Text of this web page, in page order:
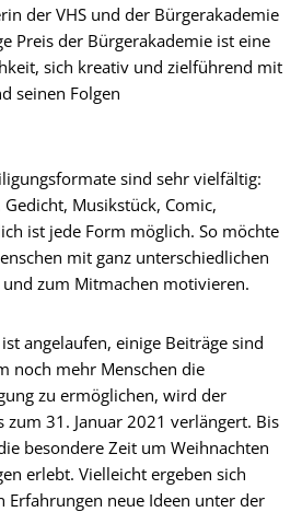
der VHS und der Bürgerakademie
Preis der Bürgerakademie ist eine
sich kreativ und zielführend mit
seinen Folgen
sind sehr vielfältig:
Musikstück, Comic,
ist jede Form möglich. So möchte
mit ganz unterschiedlichen
zum Mitmachen motivieren.
angelaufen, einige Beiträge sind
noch mehr Menschen die
zu ermöglichen, wird der
zum 31. Januar 2021 verlängert. Bis
besondere Zeit um Weihnachten
erlebt. Vielleicht ergeben sich
Erfahrungen neue Ideen unter der